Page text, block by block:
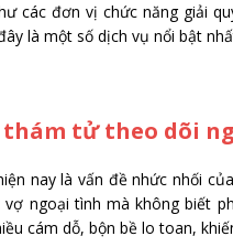
các đơn vị chức năng giải
là một số dịch vụ nổi bật
thám tử theo dõi
nay là vấn đề nhức nhối
vợ ngoại tình mà không biết
cám dỗ, bộn bề lo toan,